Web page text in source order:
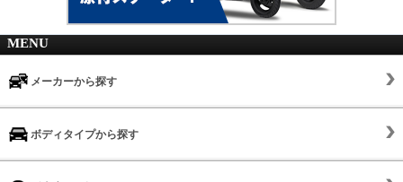
MENU
メーカーから探す
ボディタイプから探す